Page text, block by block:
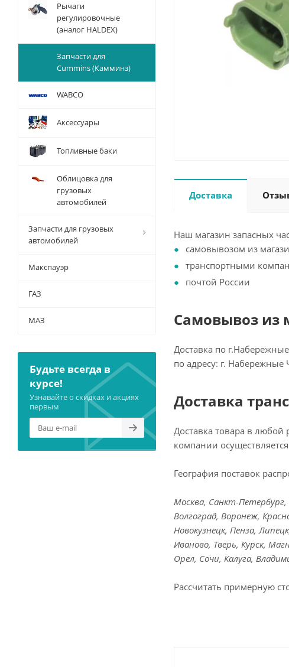
Доставка
Наш магазин запасных
самовывозом из
транспортными
почтой России
Самовывоз из
Доставка по
по адресу: г.
Доставка
Доставка товара в
компании
География поставок
Москва, Санкт-Петербург,
Волгоград, Воронеж,
Новокузнецк, Пенза,
Иваново, Тверь, Курск,
Орел, Сочи, Калуга,
Рассчитать примерную
Рычаги
регулировочные
(аналог HALDEX)
Запчасти для
Cummins (Камминз)
WABCO
Аксессуары
Топливные баки
Облицовка для
грузовых
автомобилей
Запчасти для грузовых
автомобилей
Макспауэр
ГАЗ
МАЗ
Будьте всегда в
курсе!
Узнавайте о скидках и акциях
первым